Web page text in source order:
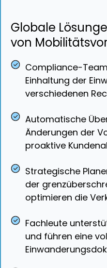
Globale
von
Compliance-
Einhaltung der
verschiedenen
Automatische
Änderungen der
proaktive
Strategische
der
optimieren die
Fachleute
und führen eine